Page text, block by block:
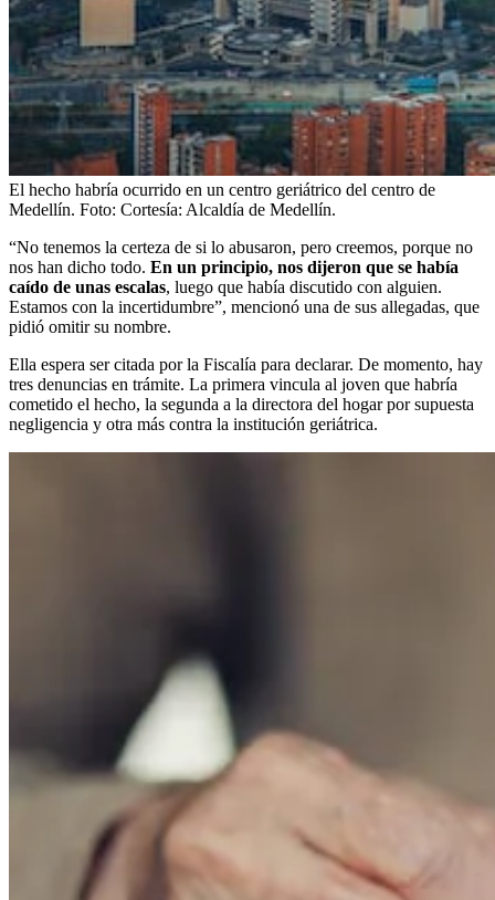
El hecho habría ocurrido en un centro geriátrico del centro de
Medellín. Foto: Cortesía: Alcaldía de Medellín.
“No tenemos la certeza de si lo abusaron, pero creemos, porque no
nos han dicho todo. En un principio, nos dijeron que se había
caído de unas escalas, luego que había discutido con alguien.
Estamos con la incertidumbre”, mencionó una de sus allegadas, que
pidió omitir su nombre.
Ella espera ser citada por la Fiscalía para declarar. De momento, hay
tres denuncias en trámite. La primera vincula al joven que habría
cometido el hecho, la segunda a la directora del hogar por supuesta
negligencia y otra más contra la institución geriátrica.